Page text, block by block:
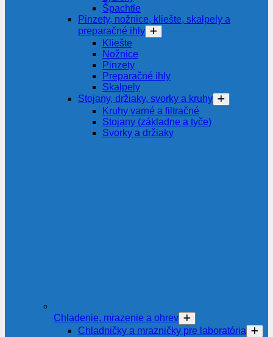
Špachtle
Pinzety, nožnice, kliešte, skalpely a
preparačné ihly
Kliešte
Nožnice
Pinzety
Preparačné ihly
Skalpely
Stojany, držiaky, svorky a kruhy
Kruhy varné a filtračné
Stojany (základne a tyče)
Svorky a držiaky
Chladenie, mrazenie a ohrev
Chladničky a mrazničky pre laboratória